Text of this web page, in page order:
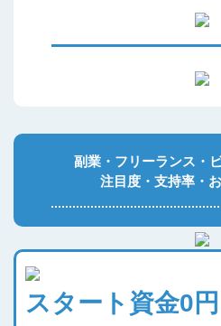
副業・フリーランス・
注目度・支持率・
スタート資金0円